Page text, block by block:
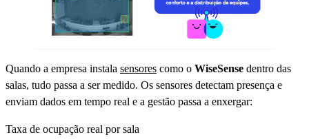
Quando a empresa instala sensores como o WiseSense dentro das
salas, tudo passa a ser medido. Os sensores detectam presença e
enviam dados em tempo real e a gestão passa a enxergar:
Taxa de ocupação real por sala